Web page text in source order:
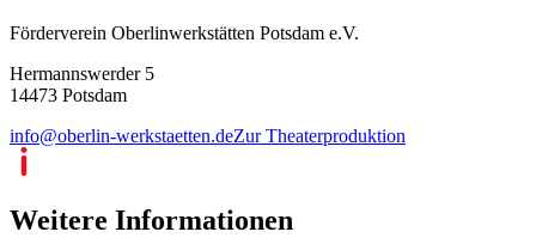
Förderverein Oberlinwerkstätten Potsdam e.V.
Hermannswerder 5
14473 Potsdam
info@oberlin-werkstaetten.deZur Theaterproduktion
Weitere Informationen